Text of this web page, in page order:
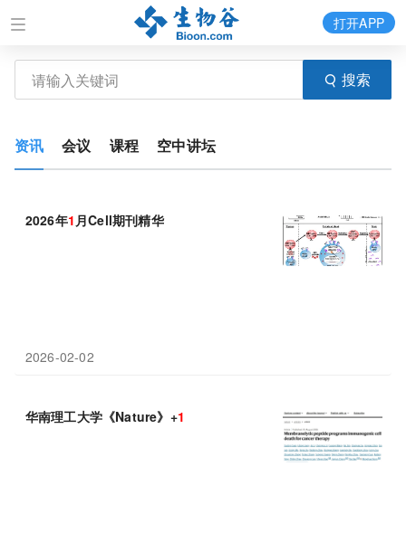
搜索
打开APP
资讯 会议 课程 空中讲坛
2026年1 月Cell期刊精华
2026-02-02
华南理工大学《Nature》+1